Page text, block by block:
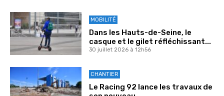
MOBILITÉ
Dans les Hauts-de-Seine, le
casque et le gilet réfléchissant...
30 juillet 2026 à 12h56
CHANTIER
Le Racing 92 lance les travaux de